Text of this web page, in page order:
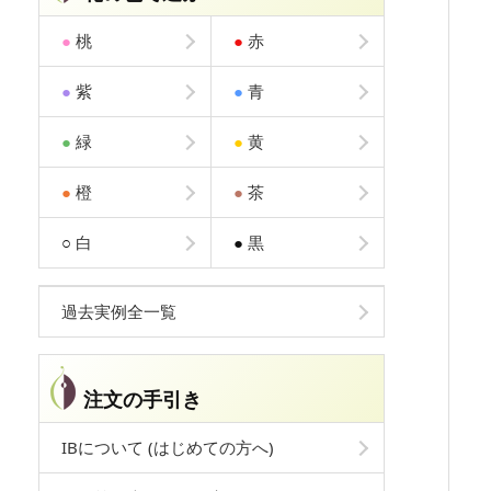
● 桃 ● 赤
● 紫 ● 青
● 緑 ● 黄
● 橙 ● 茶
○ 白 ● 黒
過去実例全一覧
注文の手引き
IBについて (はじめての方へ)